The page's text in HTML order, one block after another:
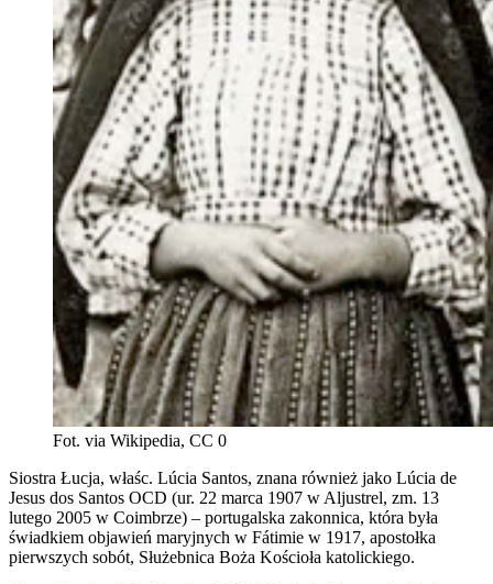
Fot. via Wikipedia, CC 0
Siostra Łucja, właśc. Lúcia Santos, znana również jako Lúcia de
Jesus dos Santos OCD (ur. 22 marca 1907 w Aljustrel, zm. 13
lutego 2005 w Coimbrze) – portugalska zakonnica, która była
świadkiem objawień maryjnych w Fátimie w 1917, apostołka
pierwszych sobót, Służebnica Boża Kościoła katolickiego.